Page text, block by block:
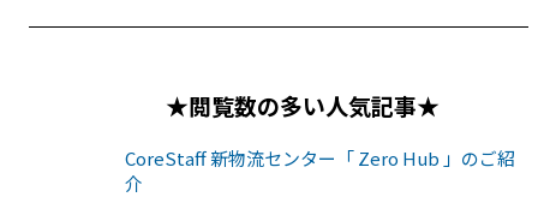
★閲覧数の多い人気記事★
CoreStaff 新物流センター「 Zero Hub 」のご紹
介